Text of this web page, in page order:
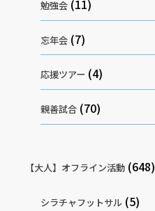
勉強会 (11)
忘年会 (7)
応援ツアー (4)
親善試合 (70)
【大人】オフライン活動(648)
シラチャフットサル (5)